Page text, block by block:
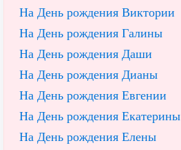
На День рождения Виктории
На День рождения Галины
На День рождения Даши
На День рождения Дианы
На День рождения Евгении
На День рождения Екатерины
На День рождения Елены